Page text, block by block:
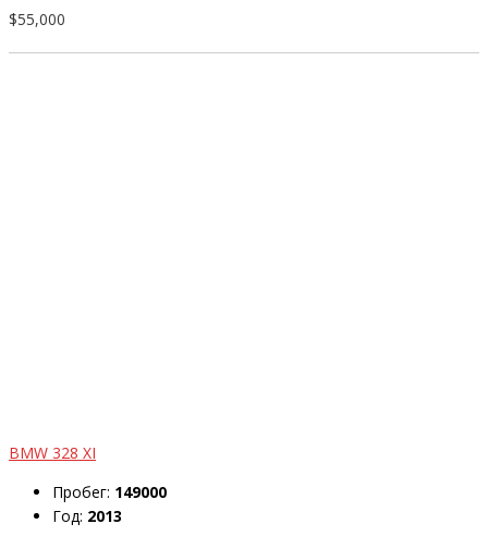
$55,000
BMW 328 XI
Пробег: 149000
Год: 2013